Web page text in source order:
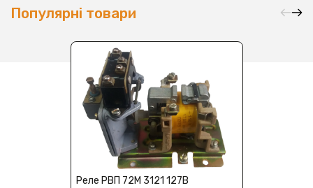
Популярні товари
Реле РВП 72М 3121 127В